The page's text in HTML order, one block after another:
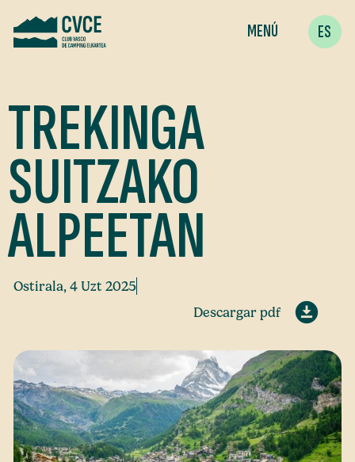
MENÚ ES
TREKINGA
SUITZAKO
ALPEETAN
Ostirala, 4 Uzt 2025
Descargar pdf